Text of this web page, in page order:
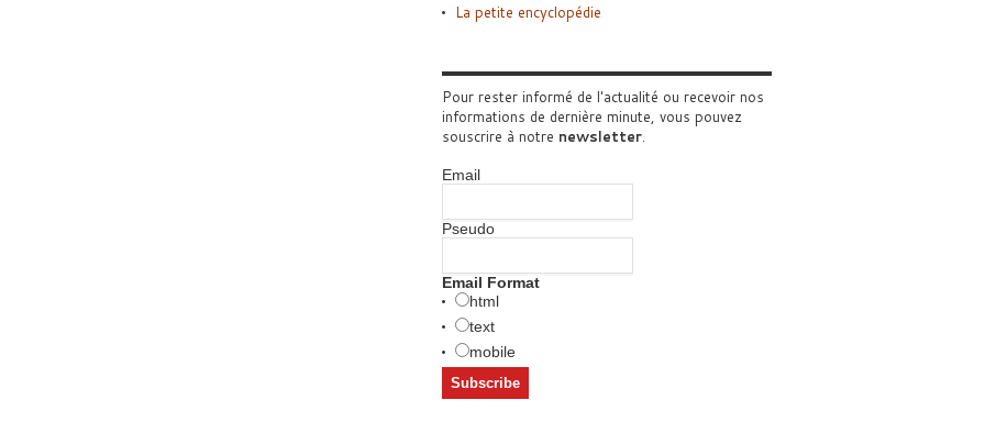
La petite encyclopédie
Pour rester informé de l'actualité ou recevoir nos
informations de dernière minute, vous pouvez
souscrire à notre newsletter.
Email
Pseudo
Email Format
html
text
mobile